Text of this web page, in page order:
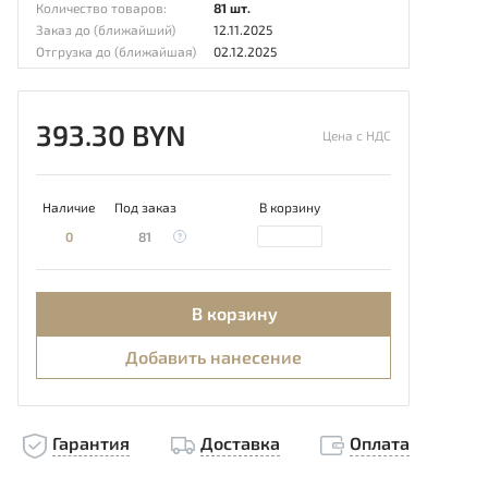
Количество товаров:
81 шт.
Заказ до (ближайший)
12.11.2025
Отгрузка до (ближайшая)
02.12.2025
393.30 BYN Цена с НДС
Наличие Под заказ
В корзину
0
81
В корзину
Добавить нанесение
Гарантия Доставка Оплата